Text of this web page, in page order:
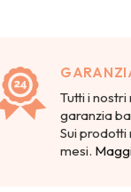
Tutti i
garanzia
Sui prodotti
mesi.